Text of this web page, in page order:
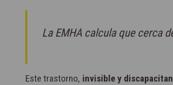
La EMHA calcula que cerca
Este trastorno, invisible y